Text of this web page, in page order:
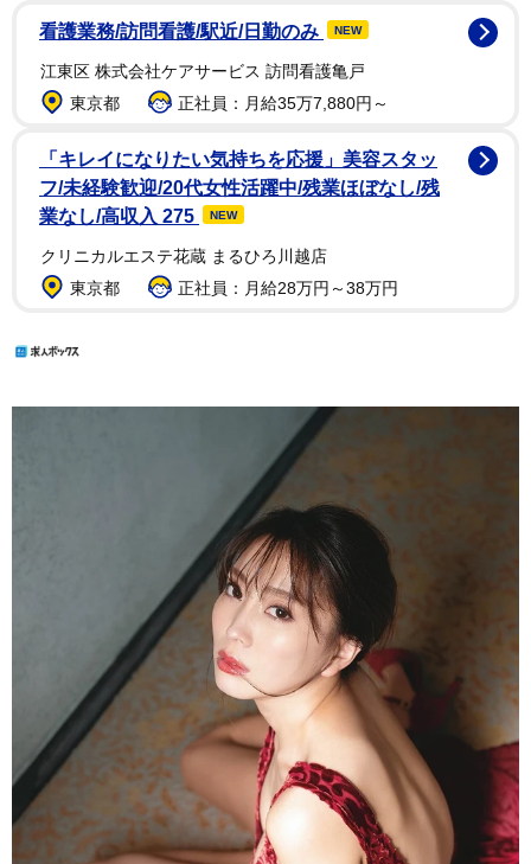
看護業務/訪問看護/駅近/日勤のみ NEW
江東区 株式会社ケアサービス 訪問看護亀戸
東京都
正社員：月給35万7,880円～
「キレイになりたい気持ちを応援」美容スタッ
フ/未経験歓迎/20代女性活躍中/残業ほぼなし/残
業なし/高収入 275
NEW
クリニカルエステ花蔵 まるひろ川越店
東京都
正社員：月給28万円～38万円